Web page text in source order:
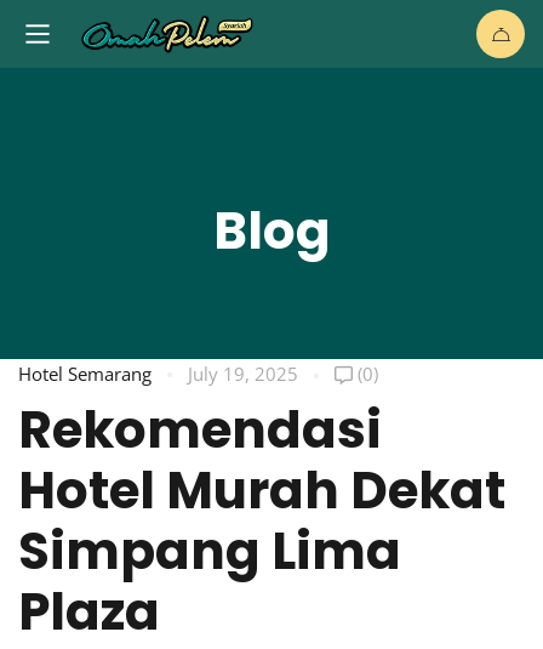
Blog
Hotel Semarang July 19, 2025 (0)
Rekomendasi
Hotel Murah Dekat
Simpang Lima
Plaza